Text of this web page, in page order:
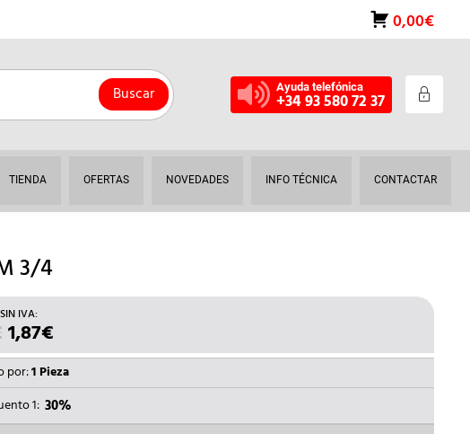
0,00€
Buscar Ayuda telefónica
+34 93 580 72 37
TIENDA OFERTAS NOVEDADES INFO TÉCNICA CONTACTAR
3/4
EL
PRECIO
ORIGINAL
ERA:
2,68€.
1,87€EL
PRECIO
ACTUAL
ES:
1,87€.
por:1 Pieza
1: 30%